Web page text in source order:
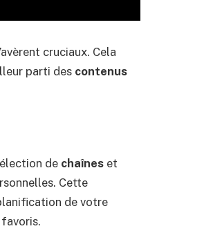
cruciaux. Cela
parti des contenus
de chaînes et
Cette
de votre